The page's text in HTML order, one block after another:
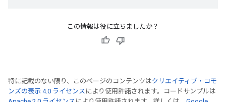
この情報は役に立ちましたか？
特に記載のない限り、このページのコンテンツはクリエイティブ・コモ
ンズの表示 4.0 ライセンス により使用許諾されます。コードサンプルは